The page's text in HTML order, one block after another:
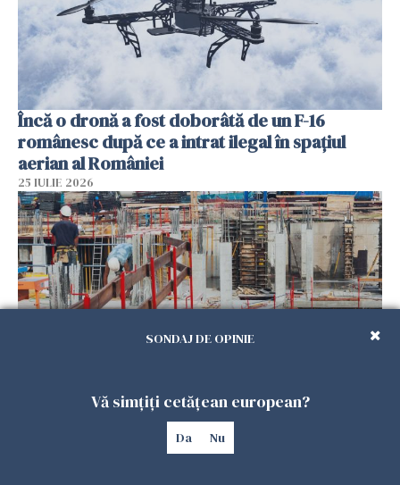
Încă o dronă a fost doborâtă de un F-16
românesc după ce a intrat ilegal în spațiul
aerian al României
25 IULIE 2026
Se caută urgent români pentru șantiere din
Marea Britanie. Salarii de până la 29 de lire pe
SONDAJ DE OPINIE
Vă simțiți cetățean european?
Da Nu